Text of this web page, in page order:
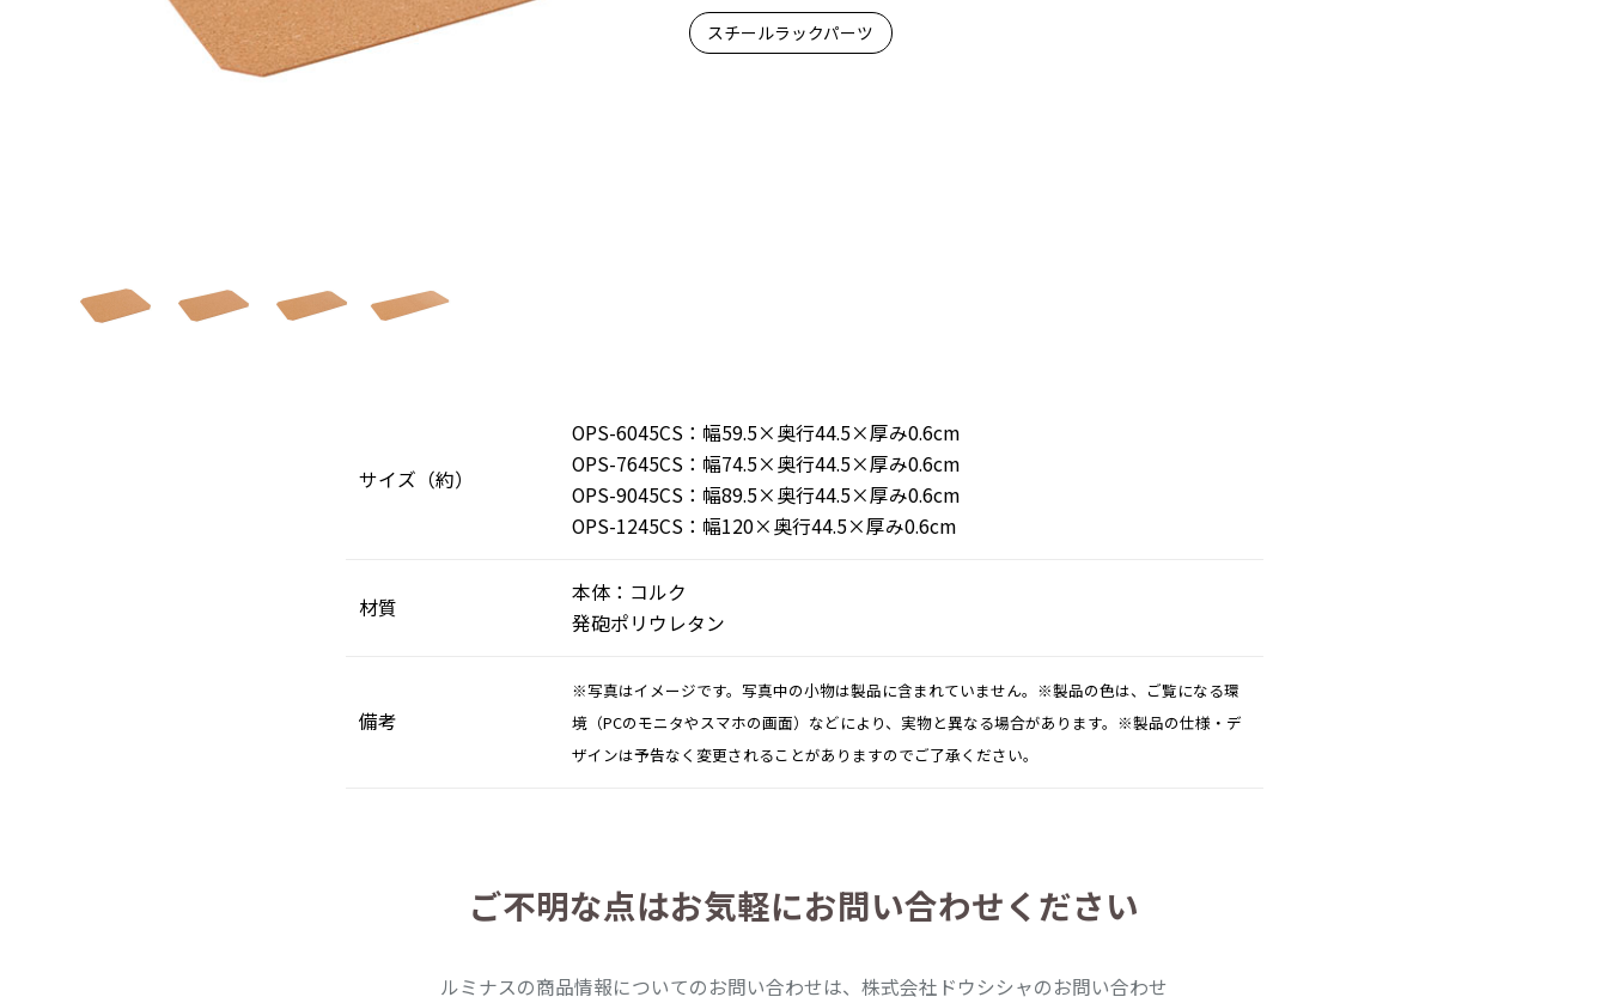
スチールラックパーツ
サイズ（約）
OPS-6045CS：幅59.5×奥行44.5×厚み0.6cm
OPS-7645CS：幅74.5×奥行44.5×厚み0.6cm
OPS-9045CS：幅89.5×奥行44.5×厚み0.6cm
OPS-1245CS：幅120×奥行44.5×厚み0.6cm
材質
本体：コルク
発砲ポリウレタン
備考
※写真はイメージです。写真中の小物は製品に含まれていません。※製品の色は、ご覧になる環
境（PCのモニタやスマホの画面）などにより、実物と異なる場合があります。※製品の仕様・デ
ザインは予告なく変更されることがありますのでご了承ください。
ご不明な点はお気軽にお問い合わせください
ルミナスの商品情報についてのお問い合わせは、株式会社ドウシシャのお問い合わせ